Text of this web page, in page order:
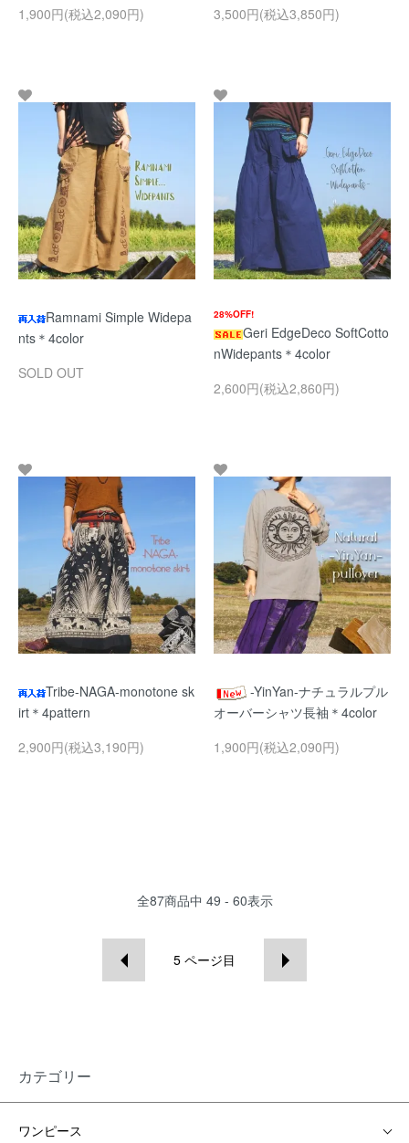
1,900円(税込2,090円)
3,500円(税込3,850円)
Ramnami Simple Widepa
nts＊4color
SOLD OUT
28%OFF!
Geri EdgeDeco SoftCotto
nWidepants＊4color
2,600円(税込2,860円)
Tribe-NAGA-monotone sk
irt＊4pattern
2,900円(税込3,190円)
-YinYan-ナチュラルプル
オーバーシャツ長袖＊4color
1,900円(税込2,090円)
全87商品中 49 - 60表示
5 ページ目
カテゴリー
ワンピース